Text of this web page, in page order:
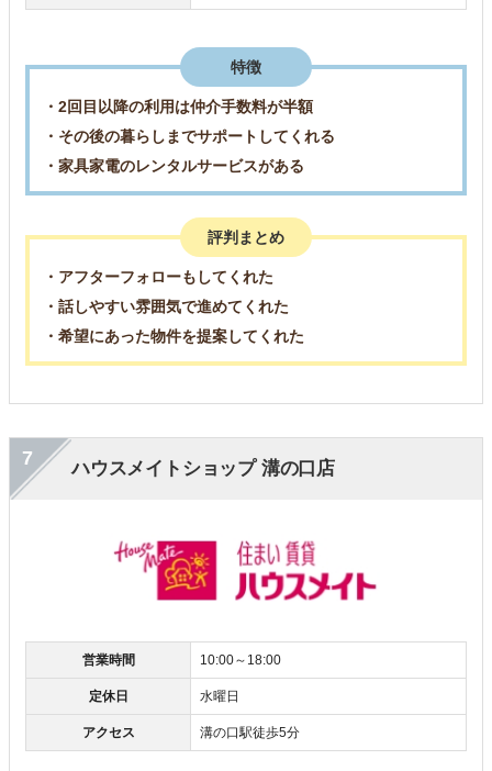
特徴
・2回目以降の利用は仲介手数料が半額
・その後の暮らしまでサポートしてくれる
・家具家電のレンタルサービスがある
評判まとめ
・アフターフォローもしてくれた
・話しやすい雰囲気で進めてくれた
・希望にあった物件を提案してくれた
ハウスメイトショップ 溝の口店
7
営業時間 10:00～18:00
定休日 水曜日
アクセス 溝の口駅徒歩5分